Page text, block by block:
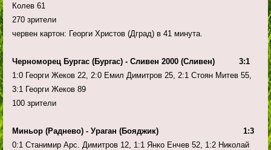
Колев 61
270 зрители
червен картон: Георги Христов (Дград) в 41 минута.
Черноморец Бургас (Бургас) - Сливен 2000 (Сливен) 3:1
1:0 Георги Жеков 22, 2:0 Емил Димитров 25, 2:1 Стоян Митев 55,
3:1 Георги Жеков 89
100 зрители
Миньор (Раднево) - Ураган (Бояджик) 1:3
0:1 Станимир Арс. Димитров 12, 1:1 Янко Енчев 52, 1:2 Николай